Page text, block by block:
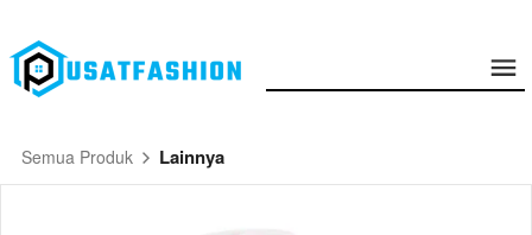
Semua Produk Lainnya